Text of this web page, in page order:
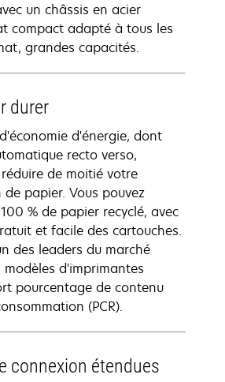
un châssis en acier
compact adapté à tous les
grandes capacités.
durer
d'énergie, dont
recto verso,
de moitié votre
papier. Vous pouvez
% de papier recyclé, avec
et facile des cartouches.
des leaders du marché
d'imprimantes
pourcentage de contenu
(PCR).
connexion étendues